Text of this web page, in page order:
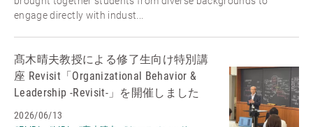
engage directly with indust...
髙木晴夫教授による修了生向け特別講
座 Revisit「Organizational Behavior &
Leadership -Revisit-」を開催しました
2026/06/13